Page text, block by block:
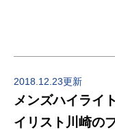
2018.12.23更新
メンズハイライ
イリスト川崎の